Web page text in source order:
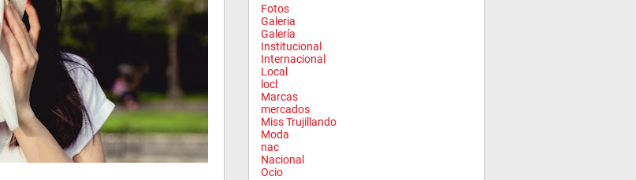
Fotos
Galeria
Galería
Institucional
Internacional
Local
locl
Marcas
mercados
Miss Trujillando
Moda
nac
Nacional
Ocio